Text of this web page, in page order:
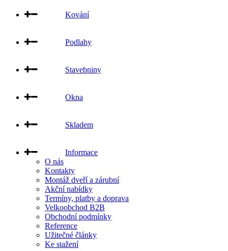
Kování
Podlahy
Stavebniny
Okna
Skladem
Informace
O nás
Kontakty
Montáž dveří a zárubní
Akční nabídky
Termíny, platby a doprava
Velkoobchod B2B
Obchodní podmínky
Reference
Užitečné články
Ke stažení